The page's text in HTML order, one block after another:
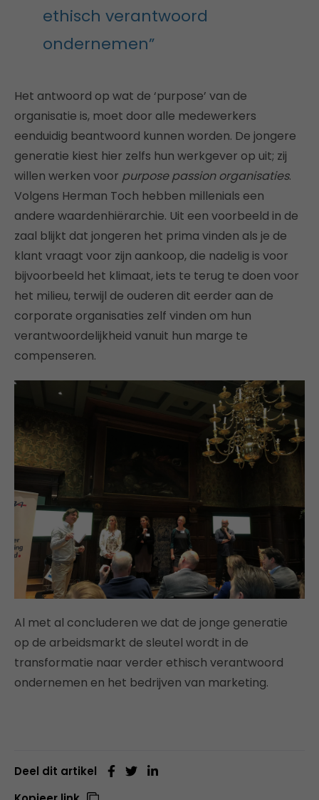
ethisch verantwoord
ondernemen”
Het antwoord op wat de ‘purpose’ van de
organisatie is, moet door alle medewerkers
eenduidig beantwoord kunnen worden. De jongere
generatie kiest hier zelfs hun werkgever op uit; zij
willen werken voor purpose passion organisaties.
Volgens Herman Toch hebben millenials een
andere waardenhiërarchie. Uit een voorbeeld in de
zaal blijkt dat jongeren het prima vinden als je de
klant vraagt voor zijn aankoop, die nadelig is voor
bijvoorbeeld het klimaat, iets te terug te doen voor
het milieu, terwijl de ouderen dit eerder aan de
corporate organisaties zelf vinden om hun
verantwoordelijkheid vanuit hun marge te
compenseren.
Al met al concluderen we dat de jonge generatie
op de arbeidsmarkt de sleutel wordt in de
transformatie naar verder ethisch verantwoord
ondernemen en het bedrijven van marketing.
Deel dit artikel